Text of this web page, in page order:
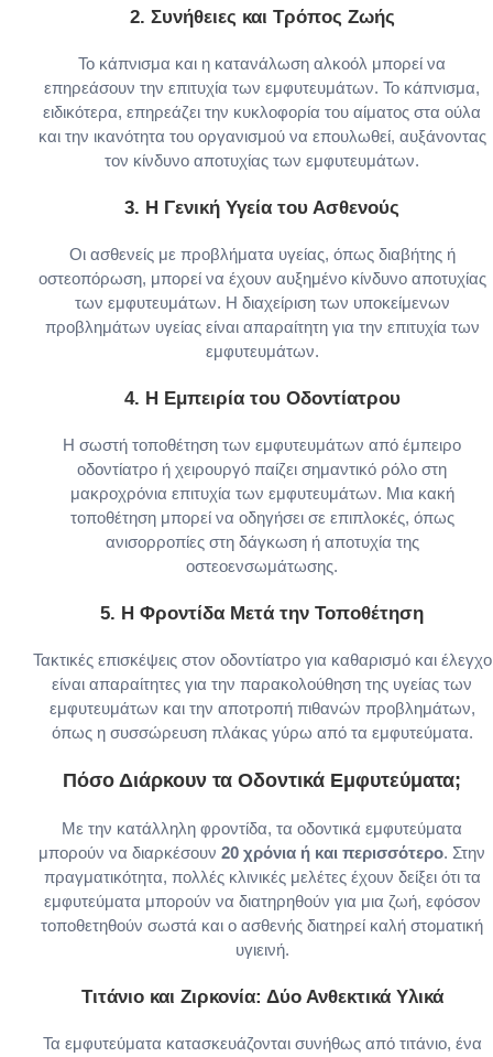
2. Συνήθειες και Τρόπος Ζωής
Το κάπνισμα και η κατανάλωση αλκοόλ μπορεί να
επηρεάσουν την επιτυχία των εμφυτευμάτων. Το κάπνισμα,
ειδικότερα, επηρεάζει την κυκλοφορία του αίματος στα ούλα
και την ικανότητα του οργανισμού να επουλωθεί, αυξάνοντας
τον κίνδυνο αποτυχίας των εμφυτευμάτων.
3. Η Γενική Υγεία του Ασθενούς
Οι ασθενείς με προβλήματα υγείας, όπως διαβήτης ή
οστεοπόρωση, μπορεί να έχουν αυξημένο κίνδυνο αποτυχίας
των εμφυτευμάτων. Η διαχείριση των υποκείμενων
προβλημάτων υγείας είναι απαραίτητη για την επιτυχία των
εμφυτευμάτων.
4. Η Εμπειρία του Οδοντίατρου
Η σωστή τοποθέτηση των εμφυτευμάτων από έμπειρο
οδοντίατρο ή χειρουργό παίζει σημαντικό ρόλο στη
μακροχρόνια επιτυχία των εμφυτευμάτων. Μια κακή
τοποθέτηση μπορεί να οδηγήσει σε επιπλοκές, όπως
ανισορροπίες στη δάγκωση ή αποτυχία της
οστεοενσωμάτωσης.
5. Η Φροντίδα Μετά την Τοποθέτηση
Τακτικές επισκέψεις στον οδοντίατρο για καθαρισμό και έλεγχο
είναι απαραίτητες για την παρακολούθηση της υγείας των
εμφυτευμάτων και την αποτροπή πιθανών προβλημάτων,
όπως η συσσώρευση πλάκας γύρω από τα εμφυτεύματα.
Πόσο Διάρκουν τα Οδοντικά Εμφυτεύματα;
Με την κατάλληλη φροντίδα, τα οδοντικά εμφυτεύματα
μπορούν να διαρκέσουν 20 χρόνια ή και περισσότερο. Στην
πραγματικότητα, πολλές κλινικές μελέτες έχουν δείξει ότι τα
εμφυτεύματα μπορούν να διατηρηθούν για μια ζωή, εφόσον
τοποθετηθούν σωστά και ο ασθενής διατηρεί καλή στοματική
υγιεινή.
Τιτάνιο και Ζιρκονία: Δύο Ανθεκτικά Υλικά
Τα εμφυτεύματα κατασκευάζονται συνήθως από τιτάνιο, ένα